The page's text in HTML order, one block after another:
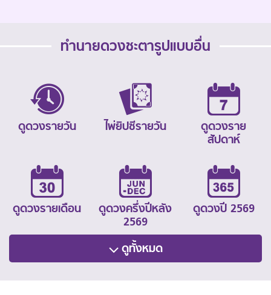
ทำนายดวงชะตารูปแบบอื่น
ดูดวงรายวัน ไพ่ยิปซีรายวัน
ดูดวงราย
สัปดาห์
ดูดวงรายเดือน
ดูดวงครึ่งปีหลัง
2569
ดูดวงปี 2569
ดูทั้งหมด